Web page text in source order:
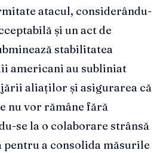
atacul, considerându-
și un act de
stabilitatea
americani au subliniat
aliaților și asigurarea că
nu vor rămâne fără
se la o colaborare strânsă
pentru a consolida măsurile